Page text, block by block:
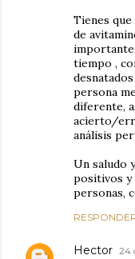
Tienes
de
tiempo ,
persona
diferente,
acierto/
análisis
Un saludo
positivos y
personas,
Hector 24